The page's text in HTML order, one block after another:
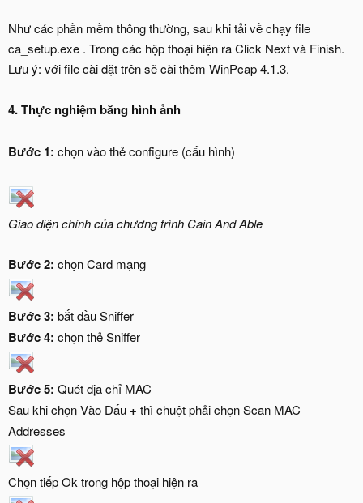
Như các phần mềm thông thường, sau khi tải về chạy file
ca_setup.exe . Trong các hộp thoại hiện ra Click Next và Finish.
Lưu ý: với file cài đặt trên sẽ cài thêm WinPcap 4.1.3.
4. Thực nghiệm bằng hình ảnh
Bước 1: chọn vào thẻ configure (cấu hình)
Giao diện chính của chương trình Cain And Able
Bước 2: chọn Card mạng
Bước 3: bắt đầu Sniffer
Bước 4: chọn thẻ Sniffer
Bước 5: Quét địa chỉ MAC
Sau khi chọn Vào Dấu+ thì chuột phải chọn Scan MAC
Addresses
Chọn tiếp Ok trong hộp thoại hiện ra